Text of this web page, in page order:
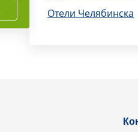
Отели Челябинска